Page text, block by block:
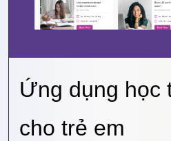
Ứng dụng học
cho trẻ em